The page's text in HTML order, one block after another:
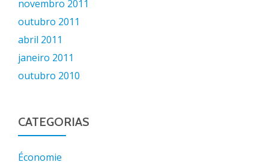
novembro 2011
outubro 2011
abril 2011
janeiro 2011
outubro 2010
CATEGORIAS
Économie